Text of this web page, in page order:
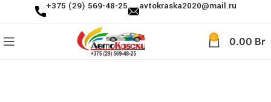
+375 (29) 569-48-25 avtokraska2020@mail.ru
0 0.00 Br